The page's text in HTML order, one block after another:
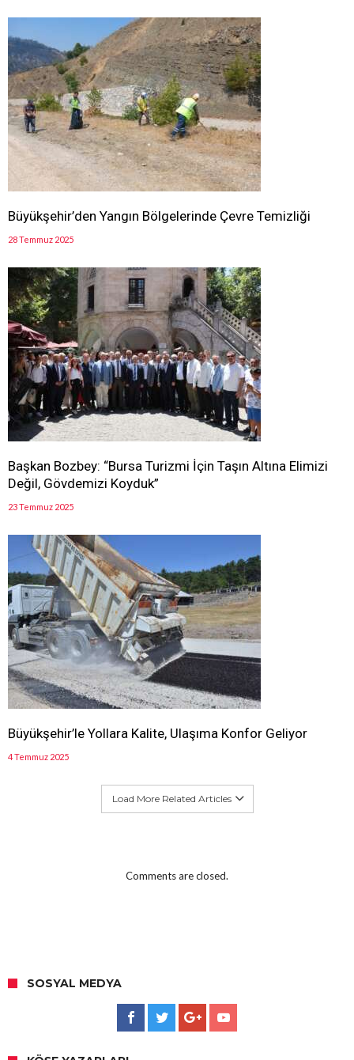
Büyükşehir’den Yangın Bölgelerinde Çevre Temizliği
28 Temmuz 2025
Başkan Bozbey: “Bursa Turizmi İçin Taşın Altına Elimizi
Değil, Gövdemizi Koyduk”
23 Temmuz 2025
Büyükşehir’le Yollara Kalite, Ulaşıma Konfor Geliyor
4 Temmuz 2025
Load More Related Articles
Comments are closed.
SOSYAL MEDYA